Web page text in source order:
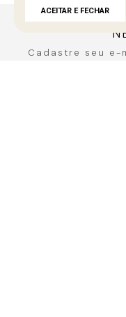
ACEITAR E FECHAR
Cadastre seu